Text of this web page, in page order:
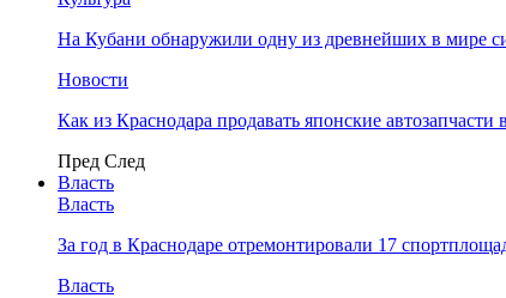
На Кубани обнаружили одну из древнейших в мире
Новости
Как из Краснодара продавать японские
Пред След
Власть
Власть
За год в Краснодаре отремонтировали 17
Власть